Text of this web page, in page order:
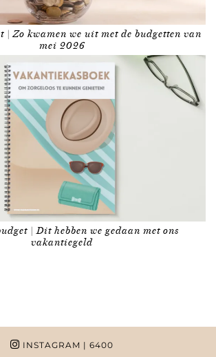
| Zo kwamen we uit met de budgetten van
mei 2026
| Dit hebben we gedaan met ons
vakantiegeld
INSTAGRAM | 6400